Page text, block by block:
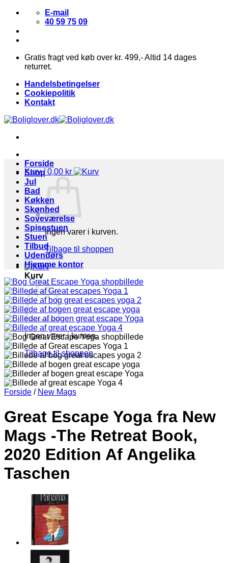
Fortsæt
indhold
E-mail
40 59 75 09
Gratis fragt ved køb over kr. 499,- Altid 14 dages
returret.
Handelsbetingelser
Cookiepolitik
Kontakt
Kurv /0,00 kr
Ingen varer i kurven.
Tilbage til shoppen
Kurv
Ingen varer i kurven.
Tilbage til shoppen
Forside
Shop
Jul
Bad
Køkken
Skønhed
Soveværelse
Spisestuen
Stuen
Tilbud
Udendørs
Hjemme kontor
Forside / New Mags
Great Escape Yoga fra New
Mags -The Retreat Book,
2020 Edition Af Angelika
Taschen